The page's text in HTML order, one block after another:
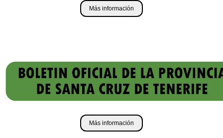
Más información
Más información